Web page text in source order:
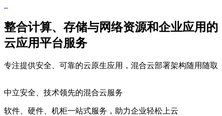
整合计算、存储与网络资源和企业应用的
云应用平台服务
专注提供安全、可靠的云原生应用，混合云部署架构随用随取
中立安全 、技术领先的混合云服务
软件、硬件、机柜一站式服务，助力企业轻松上云